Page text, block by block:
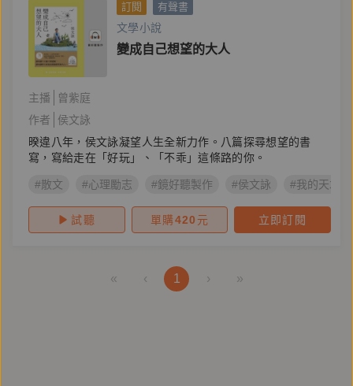
訂閱 有聲書
文學小說
變成自己想望的大人
主播
曾紫庭
作者
侯文詠
暌違八年，侯文詠凝望人生全新力作。八篇探尋想望的書
寫，寫給走在「好玩」、「不乖」這條路的你。
#散文 #心理勵志 #鏡好聽製作 #侯文詠 #我的天才夢
試聽 單購420 元 立即訂閱
« ‹ 1 › »